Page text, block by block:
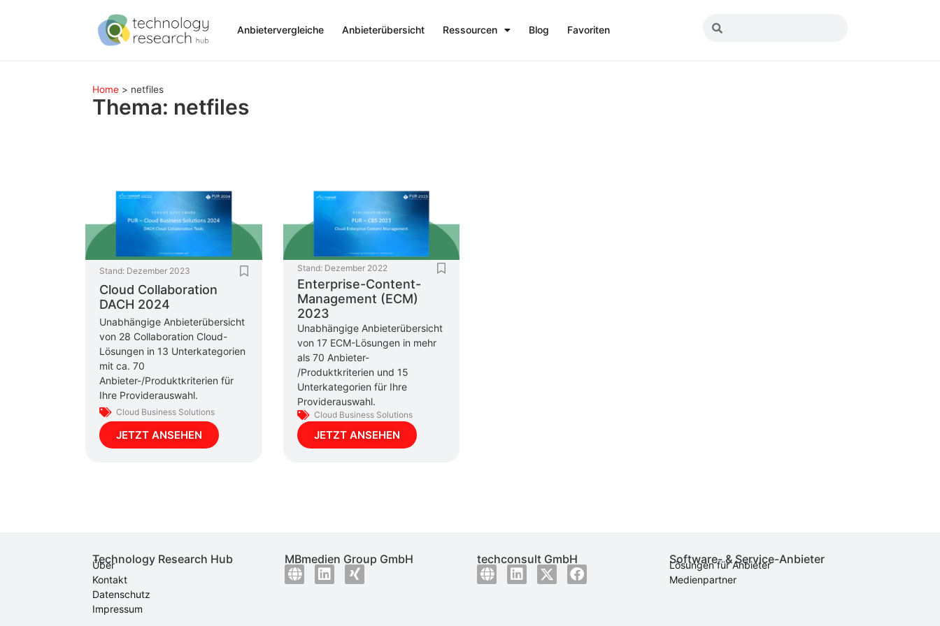
Anbietervergleiche Anbieterübersicht Ressourcen Blog Favoriten
Home > netfiles
Thema: netfiles
Stand: Dezember 2023
Cloud Collaboration
DACH 2024
Unabhängige Anbieterübersicht
von 28 Collaboration Cloud-
Lösungen in 13 Unterkategorien
mit ca. 70
Anbieter-/Produktkriterien für
Ihre Providerauswahl.
Cloud Business Solutions
JETZT ANSEHEN
Stand: Dezember 2022
Enterprise-Content-
Management (ECM)
2023
Unabhängige Anbieterübersicht
von 17 ECM-Lösungen in mehr
als 70 Anbieter-
/Produktkriterien und 15
Unterkategorien für Ihre
Providerauswahl.
Cloud Business Solutions
JETZT ANSEHEN
Technology Research Hub
Über
Kontakt
Datenschutz
Impressum
MBmedien Group GmbH techconsult GmbH Software- & Service-Anbieter
Lösungen für Anbieter
Medienpartner